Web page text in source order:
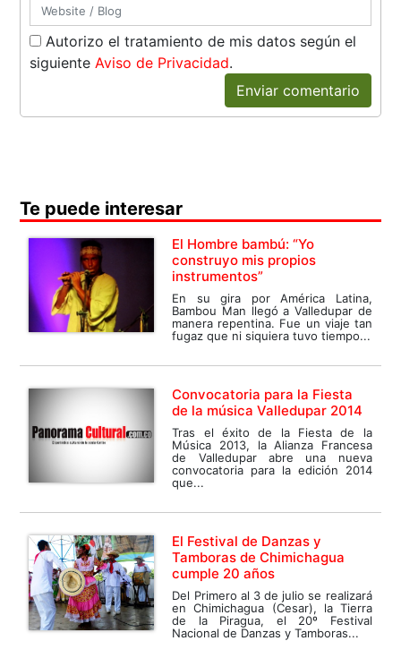
Autorizo el tratamiento de mis datos según el
siguienteAviso de Privacidad.
Enviar comentario
Te puede interesar
El Hombre bambú: “Yo
construyo mis propios
instrumentos”
En su gira por América Latina,
Bambou Man llegó a Valledupar de
manera repentina. Fue un viaje tan
fugaz que ni siquiera tuvo tiempo...
Convocatoria para la Fiesta
de la música Valledupar 2014
Tras el éxito de la Fiesta de la
Música 2013, la Alianza Francesa
de Valledupar abre una nueva
convocatoria para la edición 2014
que...
El Festival de Danzas y
Tamboras de Chimichagua
cumple 20 años
Del Primero al 3 de julio se realizará
en Chimichagua (Cesar), la Tierra
de la Piragua, el 20º Festival
Nacional de Danzas y Tamboras...